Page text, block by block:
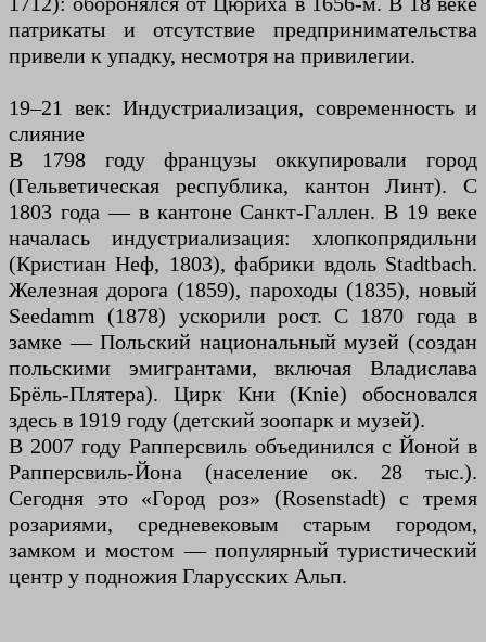
патрикаты и отсутствие предпринимательства
привели к упадку, несмотря на привилегии.
19–21 век: Индустриализация, современность и
слияние
В 1798 году французы оккупировали город
(Гельветическая республика, кантон Линт). С
1803 года — в кантоне Санкт-Галлен. В 19 веке
началась индустриализация: хлопкопрядильни
(Кристиан Неф, 1803), фабрики вдоль Stadtbach.
Железная дорога (1859), пароходы (1835), новый
Seedamm (1878) ускорили рост. С 1870 года в
замке — Польский национальный музей (создан
польскими эмигрантами, включая Владислава
Брёль-Плятера). Цирк Кни (Knie) обосновался
здесь в 1919 году (детский зоопарк и музей).
В 2007 году Рапперсвиль объединился с Йоной в
Рапперсвиль-Йона (население ок. 28 тыс.).
Сегодня это «Город роз» (Rosenstadt) с тремя
розариями, средневековым старым городом,
замком и мостом — популярный туристический
центр у подножия Гларусских Альп.